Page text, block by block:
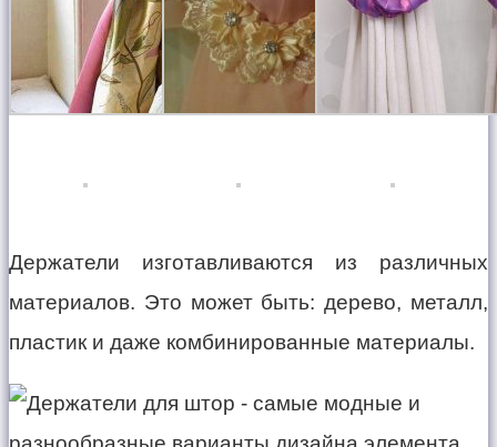
Держатели изготавливаются из различных
материалов. Это может быть: дерево, металл,
пластик и даже комбинированные материалы.